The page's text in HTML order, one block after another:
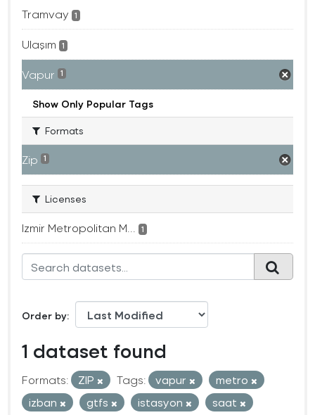
Tramvay 1
Ulaşım 1
Vapur 1
Show Only Popular Tags
Formats
Zip 1
Licenses
Izmir Metropolitan M... 1
Order by
1 dataset found
Formats: ZIP Tags: vapur
metro
izban
gtfs istasyon
saat